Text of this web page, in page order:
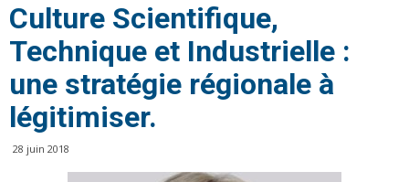
Culture Scientifique,
Technique et Industrielle :
une stratégie régionale à
légitimiser.
28 juin 2018